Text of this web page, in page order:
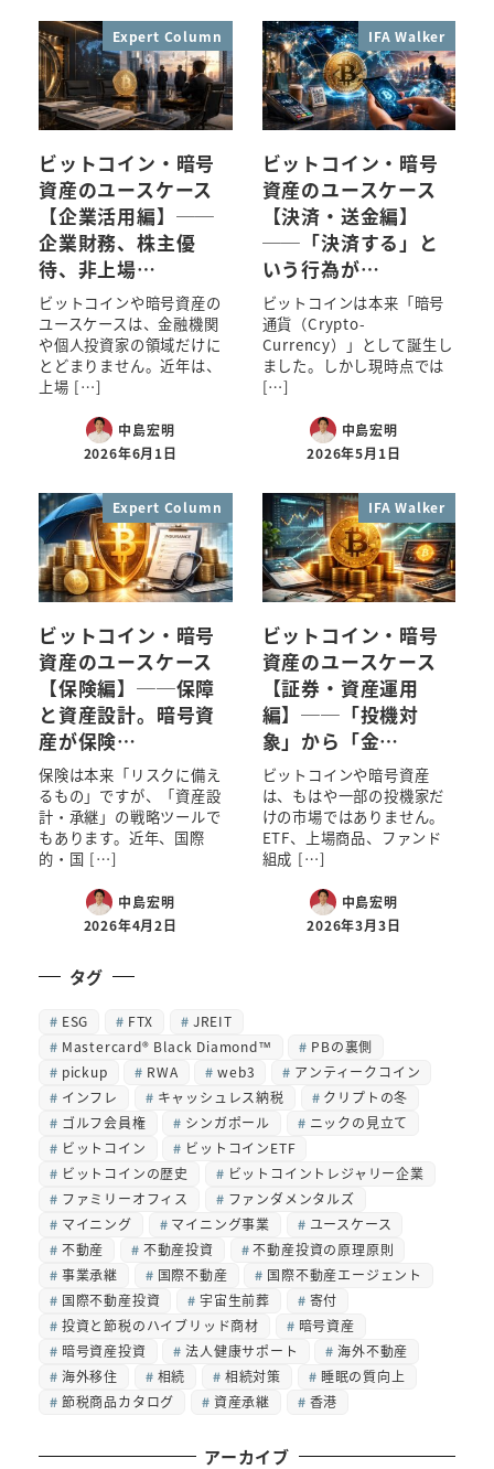
Expert Column
ビットコイン・暗号
資産のユースケース
【企業活用編】──
企業財務、株主優
待、非上場…
ビットコインや暗号資産の
ユースケースは、金融機関
や個人投資家の領域だけに
とどまりません。近年は、
上場 […]
中島宏明
2026年6月1日
IFA Walker
ビットコイン・暗号
資産のユースケース
【決済・送金編】
──「決済する」と
いう行為が…
ビットコインは本来「暗号
通貨（Crypto-
Currency）」として誕生し
ました。しかし現時点では
[…]
中島宏明
2026年5月1日
Expert Column
ビットコイン・暗号
資産のユースケース
【保険編】──保障
と資産設計。暗号資
産が保険…
保険は本来「リスクに備え
るもの」ですが、「資産設
計・承継」の戦略ツールで
もあります。近年、国際
的・国 […]
中島宏明
2026年4月2日
IFA Walker
ビットコイン・暗号
資産のユースケース
【証券・資産運用
編】──「投機対
象」から「金…
ビットコインや暗号資産
は、もはや一部の投機家だ
けの市場ではありません。
ETF、上場商品、ファンド
組成 […]
中島宏明
2026年3月3日
タグ
ESG FTX
JREIT
Mastercard® Black Diamond™
PBの裏側
pickup
RWA web3
アンティークコイン
インフレ
キャッシュレス納税
クリプトの冬
ゴルフ会員権
シンガポール
ニックの見立て
ビットコイン
ビットコインETF
ビットコインの歴史
ビットコイントレジャリー企業
ファミリーオフィス
ファンダメンタルズ
マイニング
マイニング事業
ユースケース
不動産
不動産投資
不動産投資の原理原則
事業承継
国際不動産
国際不動産エージェント
国際不動産投資
宇宙生前葬
寄付
投資と節税のハイブリッド商材
暗号資産
暗号資産投資
法人健康サポート
海外不動産
海外移住
相続 相続対策
睡眠の質向上
節税商品カタログ
資産承継 香港
アーカイブ